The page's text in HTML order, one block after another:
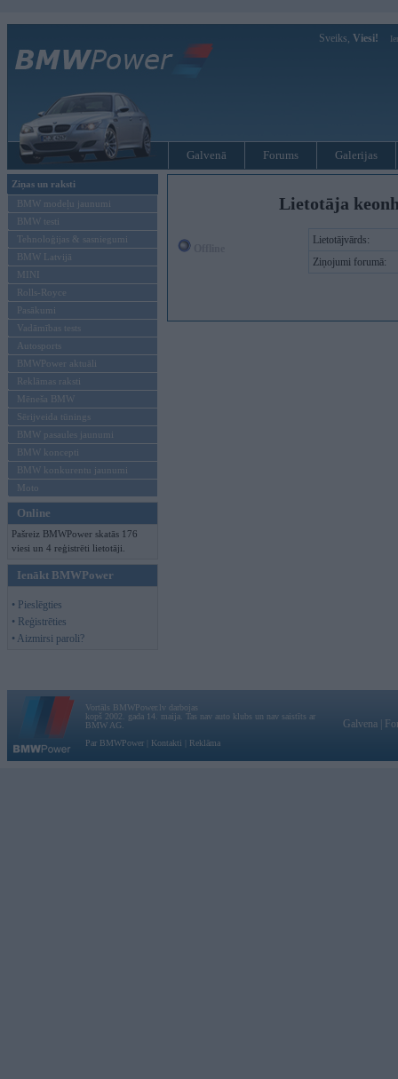
Sveiks, Viesi!
Galvenā Forums Galerijas
Ziņas un raksti
BMW modeļu jaunumi
BMW testi
Tehnoloģijas & sasniegumi
BMW Latvijā
MINI
Rolls-Royce
Pasākumi
Vadāmības tests
Autosports
BMWPower aktuāli
Reklāmas raksti
Mēneša BMW
Sērijveida tūnings
BMW pasaules jaunumi
BMW koncepti
BMW konkurentu jaunumi
Moto
Online
Pašreiz BMWPower skatās 176
viesi un 4 reģistrēti lietotāji.
Ienākt BMWPower
• Pieslēgties
• Reģistrēties
• Aizmirsi paroli?
Lietotāja
Lietotājvārds:
Ziņojumi forumā:
Vortāls BMWPower.lv darbojas
kopš 2002. gada 14. maija. Tas nav auto klubs un nav saistīts ar
BMW AG.
Par BMWPower
Kontakti Reklāma
Galvena